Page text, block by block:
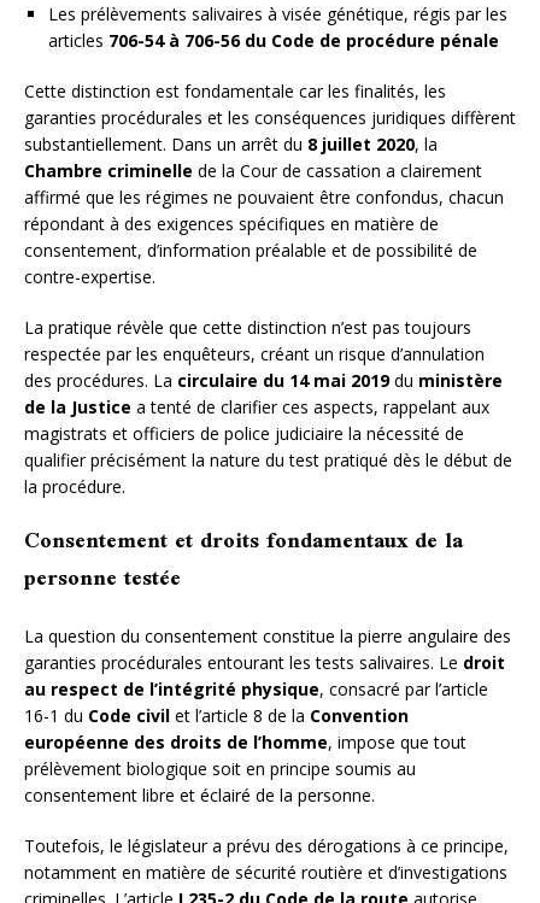
Les prélèvements salivaires à visée génétique, régis par les
articles 706-54 à 706-56 du Code de procédure pénale
Cette distinction est fondamentale car les finalités, les
garanties procédurales et les conséquences juridiques diffèrent
substantiellement. Dans un arrêt du 8 juillet 2020, la
Chambre criminelle de la Cour de cassation a clairement
affirmé que les régimes ne pouvaient être confondus, chacun
répondant à des exigences spécifiques en matière de
consentement, d’information préalable et de possibilité de
contre-expertise.
La pratique révèle que cette distinction n’est pas toujours
respectée par les enquêteurs, créant un risque d’annulation
des procédures. La circulaire du 14 mai 2019du ministère
de la Justice a tenté de clarifier ces aspects, rappelant aux
magistrats et officiers de police judiciaire la nécessité de
qualifier précisément la nature du test pratiqué dès le début de
la procédure.
Consentement et droits fondamentaux de la
personne testée
La question du consentement constitue la pierre angulaire des
garanties procédurales entourant les tests salivaires. Le droit
au respect de l’intégrité physique, consacré par l’article
16-1 du Code civil et l’article 8 de la Convention
européenne des droits de l’homme, impose que tout
prélèvement biologique soit en principe soumis au
consentement libre et éclairé de la personne.
Toutefois, le législateur a prévu des dérogations à ce principe,
notamment en matière de sécurité routière et d’investigations
criminelles. L’article L235-2 du Code de la route autorise